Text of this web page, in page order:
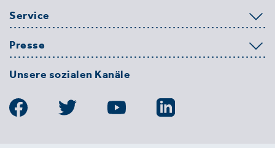
Service
Presse
Unsere sozialen Kanäle